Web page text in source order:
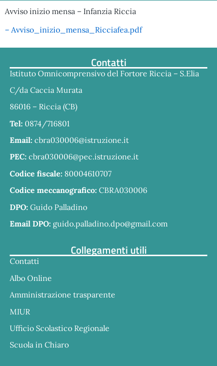
Avviso inizio mensa – Infanzia Riccia
– Avviso_inizio_mensa_Ricciafea.pdf
Contatti
Istituto Omnicomprensivo del Fortore Riccia – S.Elia
C/da Caccia Murata
86016 – Riccia (CB)
Tel: 0874/716801
Email: cbra030006@istruzione.it
PEC: cbra030006@pec.istruzione.it
Codice fiscale: 80004610707
Codice meccanografico: CBRA030006
DPO: Guido Palladino
Email DPO: guido.palladino.dpo@gmail.com
Collegamenti utili
Contatti
Albo Online
Amministrazione trasparente
MIUR
Ufficio Scolastico Regionale
Scuola in Chiaro